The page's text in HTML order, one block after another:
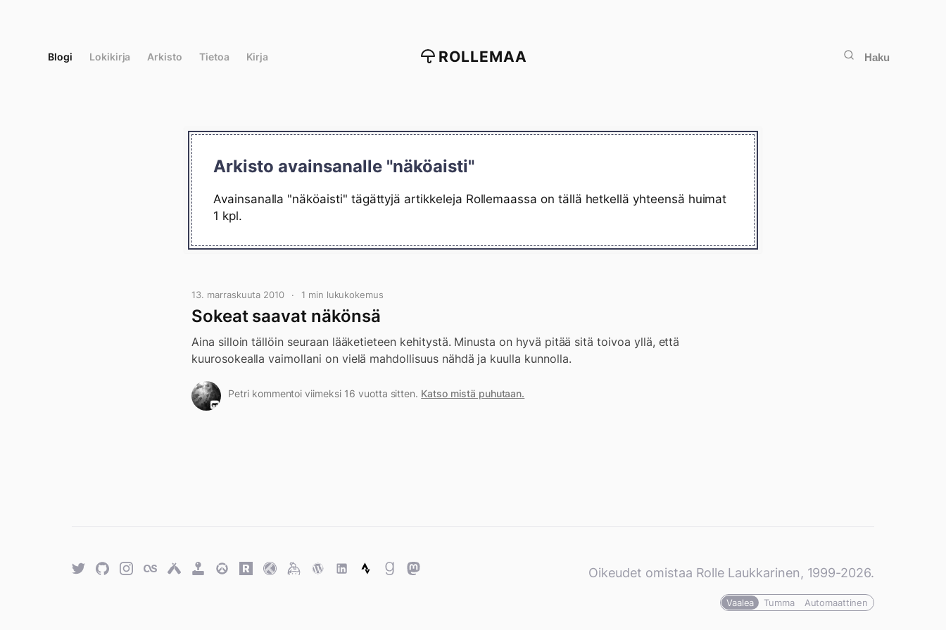
Blogi Lokikirja Arkisto Tietoa Kirja ROLLEMAA Haku
Arkisto avainsanalle "näköaisti"
Avainsanalla "näköaisti" tägättyjä artikkeleja Rollemaassa on tällä hetkellä yhteensä huimat
1 kpl.
13. marraskuuta 2010 1 min lukukokemus
Sokeat saavat näkönsä
Aina silloin tällöin seuraan lääketieteen kehitystä. Minusta on hyvä pitää sitä toivoa yllä, että
kuurosokealla vaimollani on vielä mahdollisuus nähdä ja kuulla kunnolla.
Petri kommentoi viimeksi 16 vuotta sitten. Katso mistä puhutaan.
TwitterGitHubTwitterLast.fmUntappd
RetroOverwatch
Rawg.ioTraktKeybaseWordPress
WordPress
StravaGoodreads
Mastodon Oikeudet omistaa Rolle Laukkarinen, 1999-2026.
Vaalea Tumma Automaattinen